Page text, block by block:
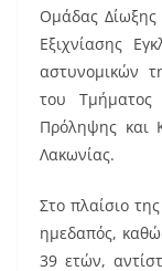
Ομάδας Δίωξης
Εξιχνίασης
αστυνομικών
του Τμήματος
Πρόληψης και
Λακωνίας.
Στο πλαίσιο
ημεδαπός,
39 ετών,